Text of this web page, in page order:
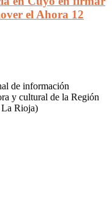
el Ahora 12
de información
y cultural de la Región
La Rioja)